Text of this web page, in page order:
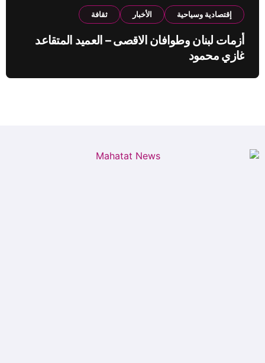
إقتصادية وسياحية الأخبار ثقافة
أزمات لبنان وطوافان الاقصى – العميد المتقاعد
غازي محمود